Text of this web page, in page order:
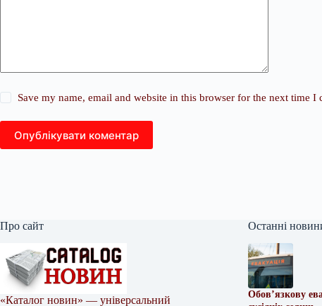
Save my name, email and website in this browser for the next time I
Опублікувати коментар
Про сайт
«Каталог новин» — універсальний
Останні
Обов’язкову